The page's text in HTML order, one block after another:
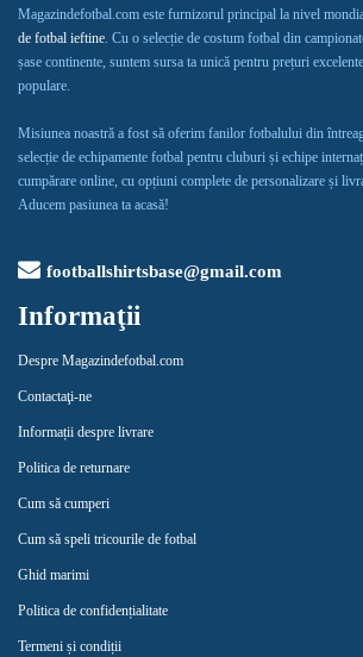
Magazindefotbal.com este furnizorul principal la nivel
de fotbal ieftine. Cu o selecție de costum fotbal din
șase continente, suntem sursa ta unică pentru prețuri
populare.
Misiunea noastră a fost să oferim fanilor fotbalului din
selecție de echipamente fotbal pentru cluburi și echipe
cumpărare online, cu opțiuni complete de personalizare și
Aducem pasiunea ta acasă!
footballshirtsbase@gmail.com
Informaţii
Despre Magazindefotbal.com
Contactaţi-ne
Informații despre livrare
Politica de returnare
Cum să cumperi
Cum să speli tricourile de fotbal
Ghid marimi
Politica de confidențialitate
Termeni și condiții